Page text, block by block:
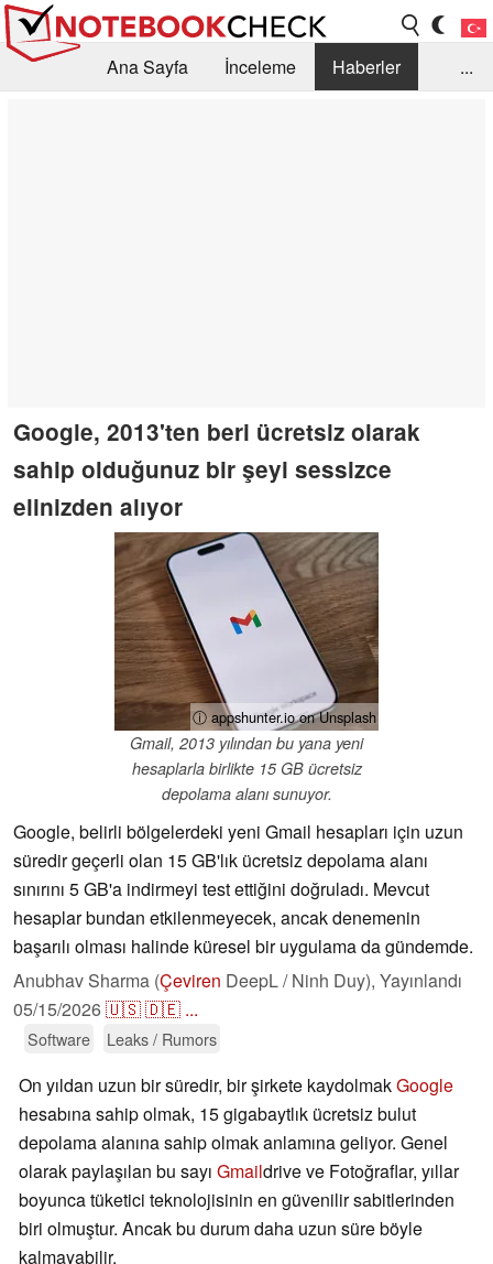
Ana Sayfa İnceleme
Haberler
...
Google, 2013'ten beri ücretsiz olarak
sahip olduğunuz bir şeyi sessizce
elinizden alıyor
ⓘ appshunter.io on Unsplash
Gmail, 2013 yılından bu yana yeni
hesaplarla birlikte 15 GB ücretsiz
depolama alanı sunuyor.
Google, belirli bölgelerdeki yeni Gmail hesapları için uzun
süredir geçerli olan 15 GB'lık ücretsiz depolama alanı
sınırını 5 GB'a indirmeyi test ettiğini doğruladı. Mevcut
hesaplar bundan etkilenmeyecek, ancak denemenin
başarılı olması halinde küresel bir uygulama da gündemde.
Anubhav Sharma (Çeviren DeepL / Ninh Duy), Yayınlandı
05/15/2026🇺🇸🇩🇪 ...
Software Leaks / Rumors
On yıldan uzun bir süredir, bir şirkete kaydolmakGoogle
hesabına sahip olmak, 15 gigabaytlık ücretsiz bulut
depolama alanına sahip olmak anlamına geliyor. Genel
olarak paylaşılan bu sayı Gmaildrive ve Fotoğraflar, yıllar
boyunca tüketici teknolojisinin en güvenilir sabitlerinden
biri olmuştur. Ancak bu durum daha uzun süre böyle
kalmayabilir.